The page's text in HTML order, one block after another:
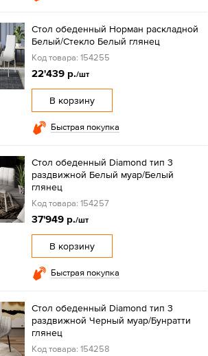
Стол обеденный Норман раскладной
Белый/Стекло Белый глянец
Код товара: 154255
22'439 р./шт
В корзину
Быстрая покупка
Стол обеденный Diamond тип 3
раздвижной Белый муар/Белый
глянец
Код товара: 154257
37'949 р./шт
В корзину
Быстрая покупка
Стол обеденный Diamond тип 3
раздвижной Черный муар/Бунратти
глянец
Код товара: 154258